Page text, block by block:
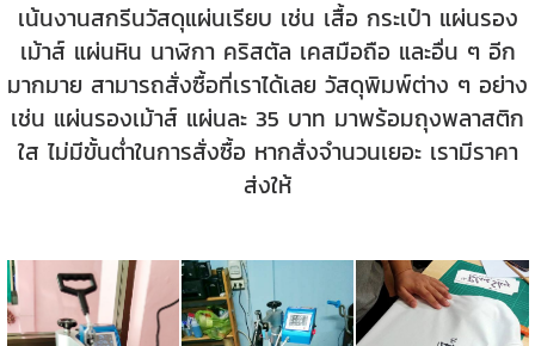
เน้นงานสกรีนวัสดุแผ่นเรียบ เช่น เสื้อ กระเป๋า แผ่นรอง
เม้าส์ แผ่นหิน นาฬิกา คริสตัล เคสมือถือ และอื่น ๆ อีก
มากมาย สามารถสั่งซื้อที่เราได้เลย วัสดุพิมพ์ต่าง ๆ อย่าง
เช่น แผ่นรองเม้าส์ แผ่นละ 35 บาท มาพร้อมถุงพลาสติก
ใส ไม่มีขั้นต่ำในการสั่งซื้อ หากสั่งจำนวนเยอะ เรามีราคา
ส่งให้